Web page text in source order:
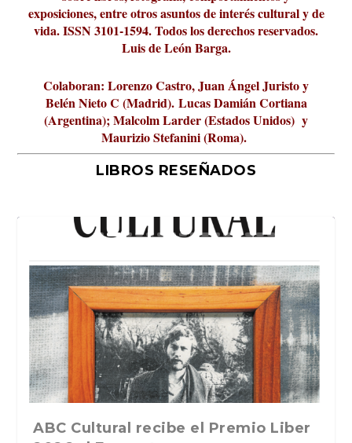
exposiciones, entre otros asuntos de interés cultural y de
vida. ISSN 3101-1594. Todos los derechos reservados.
Luis de León Barga.
Colaboran: Lorenzo Castro, Juan Ángel Juristo y
Belén Nieto C (Madrid). Lucas Damián Cortiana
(Argentina); Malcolm Larder (Estados Unidos) y
Maurizio Stefanini (Roma).
LIBROS RESEÑADOS
La verdadera odisea del espacio en
ABC Cultural recibe el Premio Liber
La cultura de la transgresión.